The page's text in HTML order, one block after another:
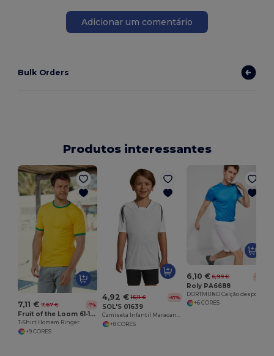
Adicionar um comentário
Bulk Orders
Produtos interessantes
7,11 € 7,67 € -7%
Fruit of the Loom 61-168-0
T-Shirt Homem Ringer
+9 CORES
4,92 € 15,11 € -67%
SOL'S 01639
Camiseta Infantil Maracanã 2 com Mangas Raglan e Ventilação
+8 CORES
6,10 € 6,99 € -13%
Roly PA6688
+6 CORES